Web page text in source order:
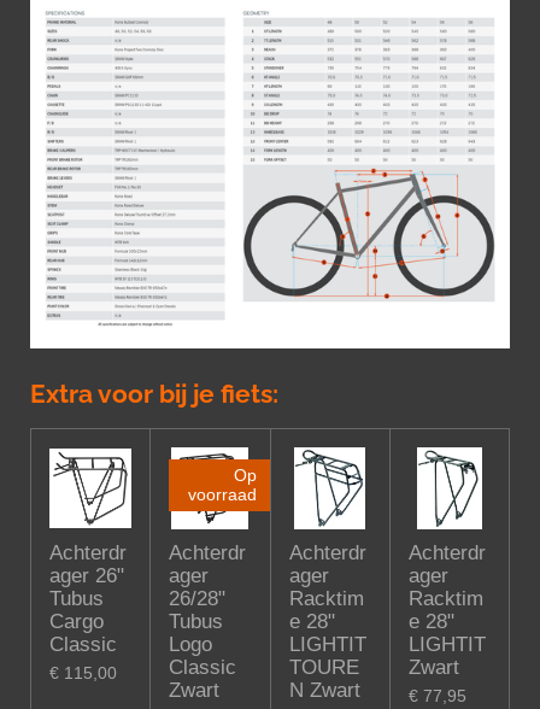
Extra voor bij je fiets:
Achterdr
ager 26"
Tubus
Cargo
Classic
€ 115,00
Op
voorraad
Achterdr
ager
26/28"
Tubus
Logo
Classic
Zwart
Achterdr
ager
Racktim
e 28"
LIGHTIT
TOURE
N Zwart
Achterdr
ager
Racktim
e 28"
LIGHTIT
Zwart
€ 77,95